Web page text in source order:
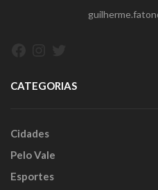
CATEGORIAS
Cidades
Pelo Vale
Esportes